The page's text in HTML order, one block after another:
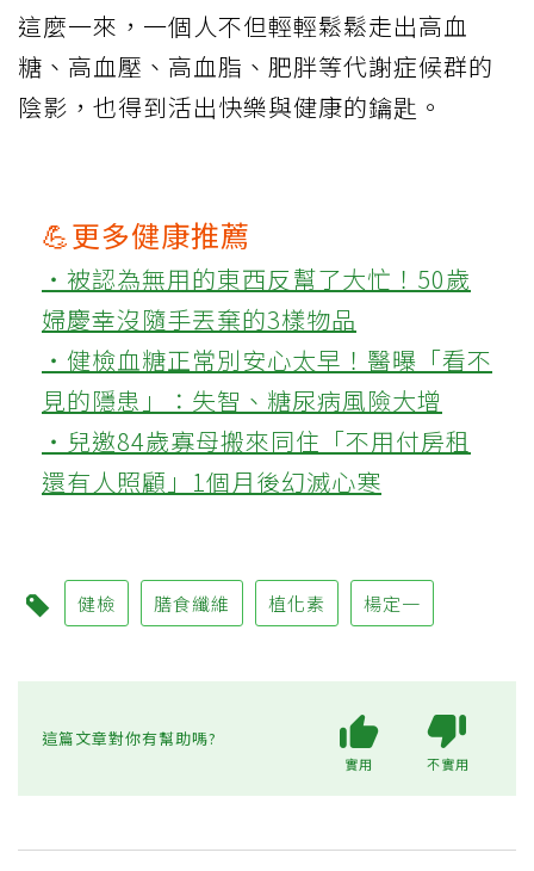
這麼一來，一個人不但輕輕鬆鬆走出高血
糖、高血壓、高血脂、肥胖等代謝症候群的
陰影，也得到活出快樂與健康的鑰匙。
💪更多健康推薦
‧被認為無用的東西反幫了大忙！50歲
婦慶幸沒隨手丟棄的3樣物品
‧健檢血糖正常別安心太早！醫曝「看不
見的隱患」：失智、糖尿病風險大增
‧兒邀84歲寡母搬來同住「不用付房租
還有人照顧」1個月後幻滅心寒
健檢 膳食纖維 植化素 楊定一
這篇文章對你有幫助嗎?
實用 不實用